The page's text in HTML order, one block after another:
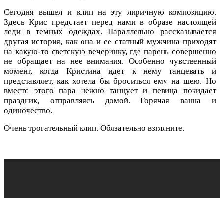
Сегодня вышел и клип на эту лиричную композицию.
Здесь Крис предстает перед нами в образе настоящей
леди в темных одеждах. Параллельно рассказывается
другая история, как она и ее статный мужчина приходят
на какую-то светскую вечеринку, где парень совершенно
не обращает на нее внимания. Особенно чувственный
момент, когда Кристина идет к нему танцевать и
представляет, как хотела бы броситься ему на шею. Но
вместо этого пара нежно танцует и певица покидает
праздник, отправляясь домой. Горячая ванна и
одиночество.
Очень трогательный клип. Обязательно взгляните.